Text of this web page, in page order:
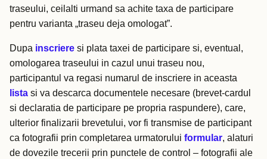
traseului, ceilalti urmand sa achite taxa de participare
pentru varianta „traseu deja omologat”.
Dupa inscriere si plata taxei de participare si, eventual,
omologarea traseului in cazul unui traseu nou,
participantul va regasi numarul de inscriere in aceasta
lista si va descarca documentele necesare (brevet-cardul
si declaratia de participare pe propria raspundere), care,
ulterior finalizarii brevetului, vor fi transmise de participant
ca fotografii prin completarea urmatorului formular, alaturi
de dovezile trecerii prin punctele de control – fotografii ale